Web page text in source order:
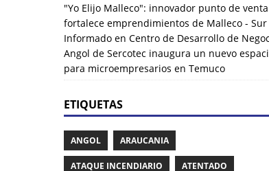
"Yo Elijo Malleco": innovador punto de venta
fortalece emprendimientos de Malleco - Sur
Informadoen Centro de Desarrollo de
Angol de Sercotec inaugura un nuevo
para microempresarios en Temuco
ETIQUETAS
ANGOL ARAUCANIA
ATAQUE INCENDIARIO ATENTADO